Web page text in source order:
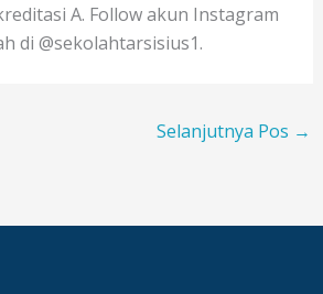
A. Follow akun Instagram
di @sekolahtarsisius1.
Selanjutnya Pos →